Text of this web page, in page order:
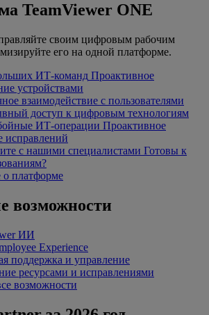
TeamViewer ONE
своим цифровым рабочим
его на одной платформе.
ИТ-команд Проактивное
устройствами
взаимодействие с пользователями
доступ к цифровым технологиям
ИТ-операции Проактивное
исправлений
с нашими специалистами Готовы к
о платформе
возможности
ИИ
Experience
поддержка и управление
ресурсами и исправлениями
возможности